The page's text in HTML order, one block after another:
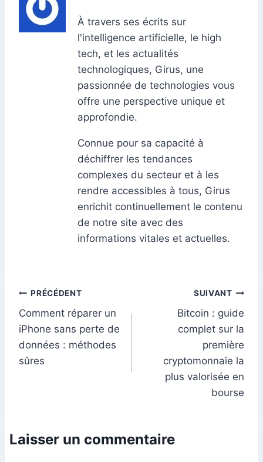
À travers ses écrits sur
l'intelligence artificielle, le high
tech, et les actualités
technologiques, Girus, une
passionnée de technologies vous
offre une perspective unique et
approfondie.
Connue pour sa capacité à
déchiffrer les tendances
complexes du secteur et à les
rendre accessibles à tous, Girus
enrichit continuellement le contenu
de notre site avec des
informations vitales et actuelles.
Navigation
de
l’article
PRÉCÉDENT
Comment réparer un
iPhone sans perte de
données : méthodes
sûres
SUIVANT
Bitcoin : guide
complet sur la
première
cryptomonnaie la
plus valorisée en
bourse
Laisser un commentaire